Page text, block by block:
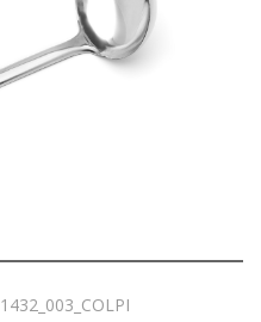
1432_003_COLPI